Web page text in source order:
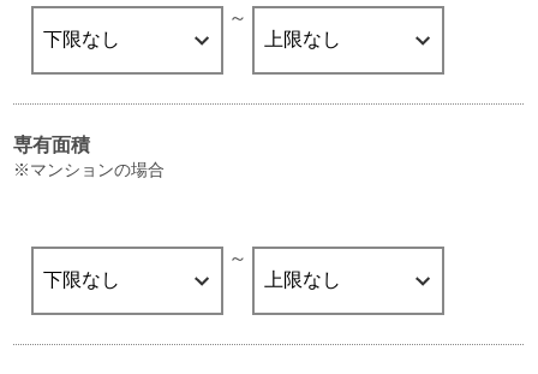
～
専有面積
※マンションの場合
～